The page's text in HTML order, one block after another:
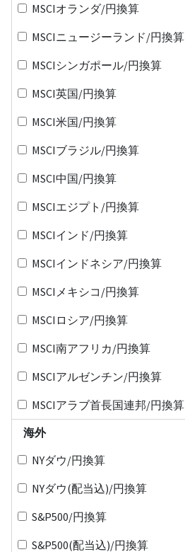
MSCIオランダ/円換算
MSCIニュージーランド/円換算
MSCIシンガポール/円換算
MSCI英国/円換算
MSCI米国/円換算
MSCIブラジル/円換算
MSCI中国/円換算
MSCIエジプト/円換算
MSCIインド/円換算
MSCIインドネシア/円換算
MSCIメキシコ/円換算
MSCIロシア/円換算
MSCI南アフリカ/円換算
MSCIアルゼンチン/円換算
MSCIアラブ首長国連邦/円換算
海外
NYダウ/円換算
NYダウ(配当込)/円換算
S&P500/円換算
S&P500(配当込)/円換算